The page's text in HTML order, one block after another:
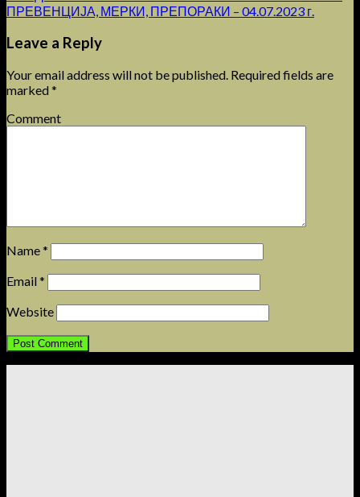
ПРЕВЕНЦИЈА, МЕРКИ, ПРЕПОРАКИ – 04.07.2023 г.
Leave a Reply
Your email address will not be published. Required fields are
marked*
Comment
Name*
Email*
Website